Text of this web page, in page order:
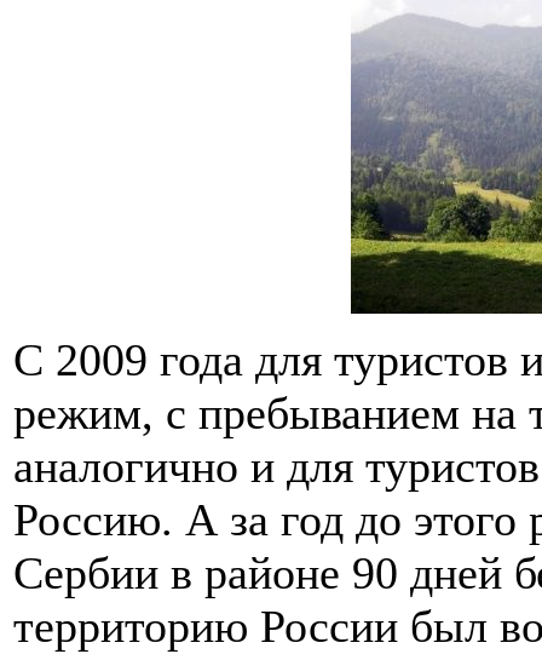
С 2009 года для туристов
режим, с пребыванием на
аналогично и для
Россию. А за год до этого
Сербии в районе 90 дней
территорию России был